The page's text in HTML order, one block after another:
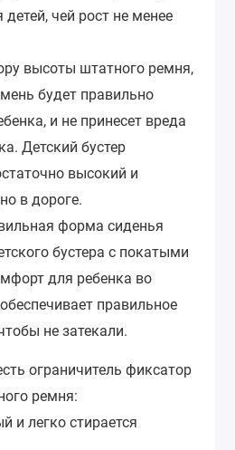
чей рост не менее
высоты штатного ремня,
будет правильно
и не принесет вреда
Детский бустер
высокий и
в дороге.
форма сиденья
бустера с покатыми
для ребенка во
правильное
не затекали.
ограничитель фиксатор
ремня:
и легко стирается